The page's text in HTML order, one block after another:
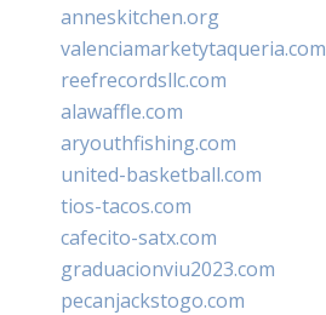
anneskitchen.org
valenciamarketytaqueria.com
reefrecordsllc.com
alawaffle.com
aryouthfishing.com
united-basketball.com
tios-tacos.com
cafecito-satx.com
graduacionviu2023.com
pecanjackstogo.com